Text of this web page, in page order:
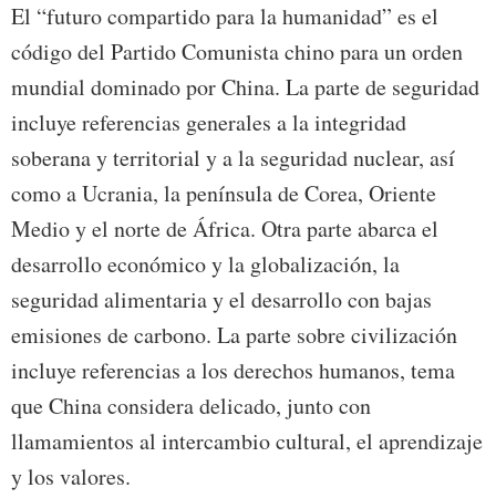
El “futuro compartido para la humanidad” es el
código del Partido Comunista chino para un orden
mundial dominado por China. La parte de seguridad
incluye referencias generales a la integridad
soberana y territorial y a la seguridad nuclear, así
como a Ucrania, la península de Corea, Oriente
Medio y el norte de África. Otra parte abarca el
desarrollo económico y la globalización, la
seguridad alimentaria y el desarrollo con bajas
emisiones de carbono. La parte sobre civilización
incluye referencias a los derechos humanos, tema
que China considera delicado, junto con
llamamientos al intercambio cultural, el aprendizaje
y los valores.